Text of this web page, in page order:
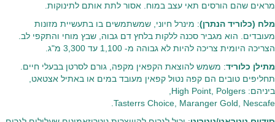
מראים שהם הורסים תאי עצב במוח. אסור לתת אותם לתינוקות.
מלח (כלוריד הנתרן): מינרל חיוני, שמשתמשים בו בתעשיית מזונות
מעובדים. הוא מגביר סכנה ללקות בלחץ דם גבוה, שבץ מוחי והתקפי לב.
הצריכה היומית צריכה להיות לא גבוהה מ- 1,100 עד 3,300 מ"ג.
מתילן כלוריד: משמש להוצאת הקפאין מקפה, גורם לסרטן בבעלי חיים.
תחליפים טובים הם קפה נטול קפאין מעובד במים או באתיל אצטאט,
ביניהם: High Point, Polgers,
Tasterrs Choice, Maranger Gold, Nescafe.